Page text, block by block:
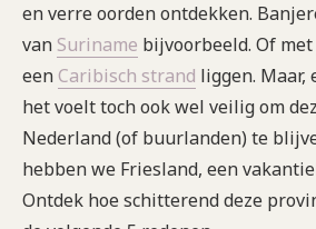
en verre oorden ontdekken.
van Suriname bijvoorbeeld. Of
een Caribisch strand liggen.
het voelt toch ook wel veilig om
Nederland (of buurlanden) te
hebben we Friesland, een
Ontdek hoe schitterend deze